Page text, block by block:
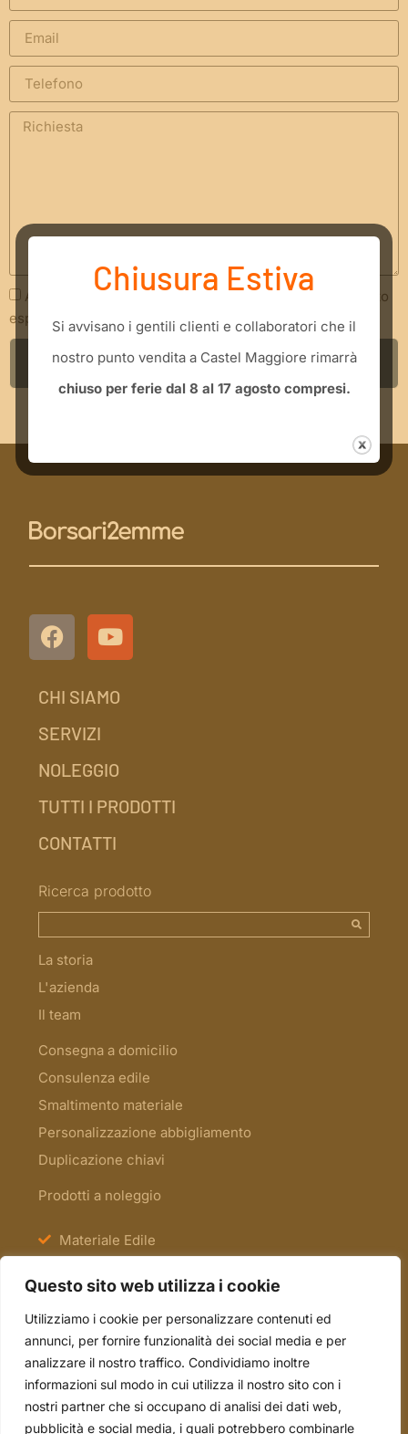
Questo sito web utilizza i cookie
Utilizziamo i cookie per personalizzare contenuti ed
annunci, per fornire funzionalità dei social media e per
analizzare il nostro traffico. Condividiamo inoltre
informazioni sul modo in cui utilizza il nostro sito con i
nostri partner che si occupano di analisi dei dati web,
pubblicità e social media, i quali potrebbero combinarle
Acconsento che i miei dati siano trattati secondo quanto
espresso nella
Privacy Policy
INVIA RICHIESTA
CHI SIAMO
SERVIZI
NOLEGGIO
TUTTI I PRODOTTI
CONTATTI
Ricerca prodotto
La storia
L'azienda
Il team
Consegna a domicilio
Consulenza edile
Smaltimento materiale
Personalizzazione abbigliamento
Duplicazione chiavi
Prodotti a noleggio
Materiale Edile
Scale e Ponteggi
Occasioni
tel. 051.70.22.15
mail. info@borsari2emme.it
Chiusura Estiva
​Si avvisano i gentili clienti e collaboratori che il
nostro punto vendita a Castel Maggiore rimarrà
chiuso per ferie dal 8 al 17 agosto compresi.